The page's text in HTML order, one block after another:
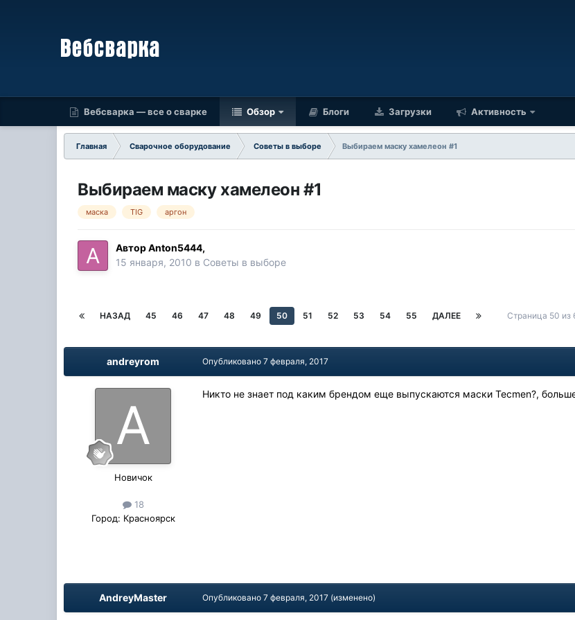
Вебсварка — все о сварке Обзор Блоги Загрузки Активность
Главная Сварочное оборудование Советы в выборе
Выбираем маску хамелеон #1
Выбираем маску хамелеон #1
маска TIG аргон
АвторAnton5444,
15 января, 2010 в Советы в выборе
НАЗАД 45 46 47 48 49 50 51 52 53 54 55 ДАЛЕЕ Страница 50
andreyrom
Новичок
18
Город: Красноярск
Опубликовано7 февраля, 2017
Никто не знает под каким брендом еще выпускаются маски Tecmen?,
AndreyMaster Опубликовано7 февраля, 2017 (изменено)